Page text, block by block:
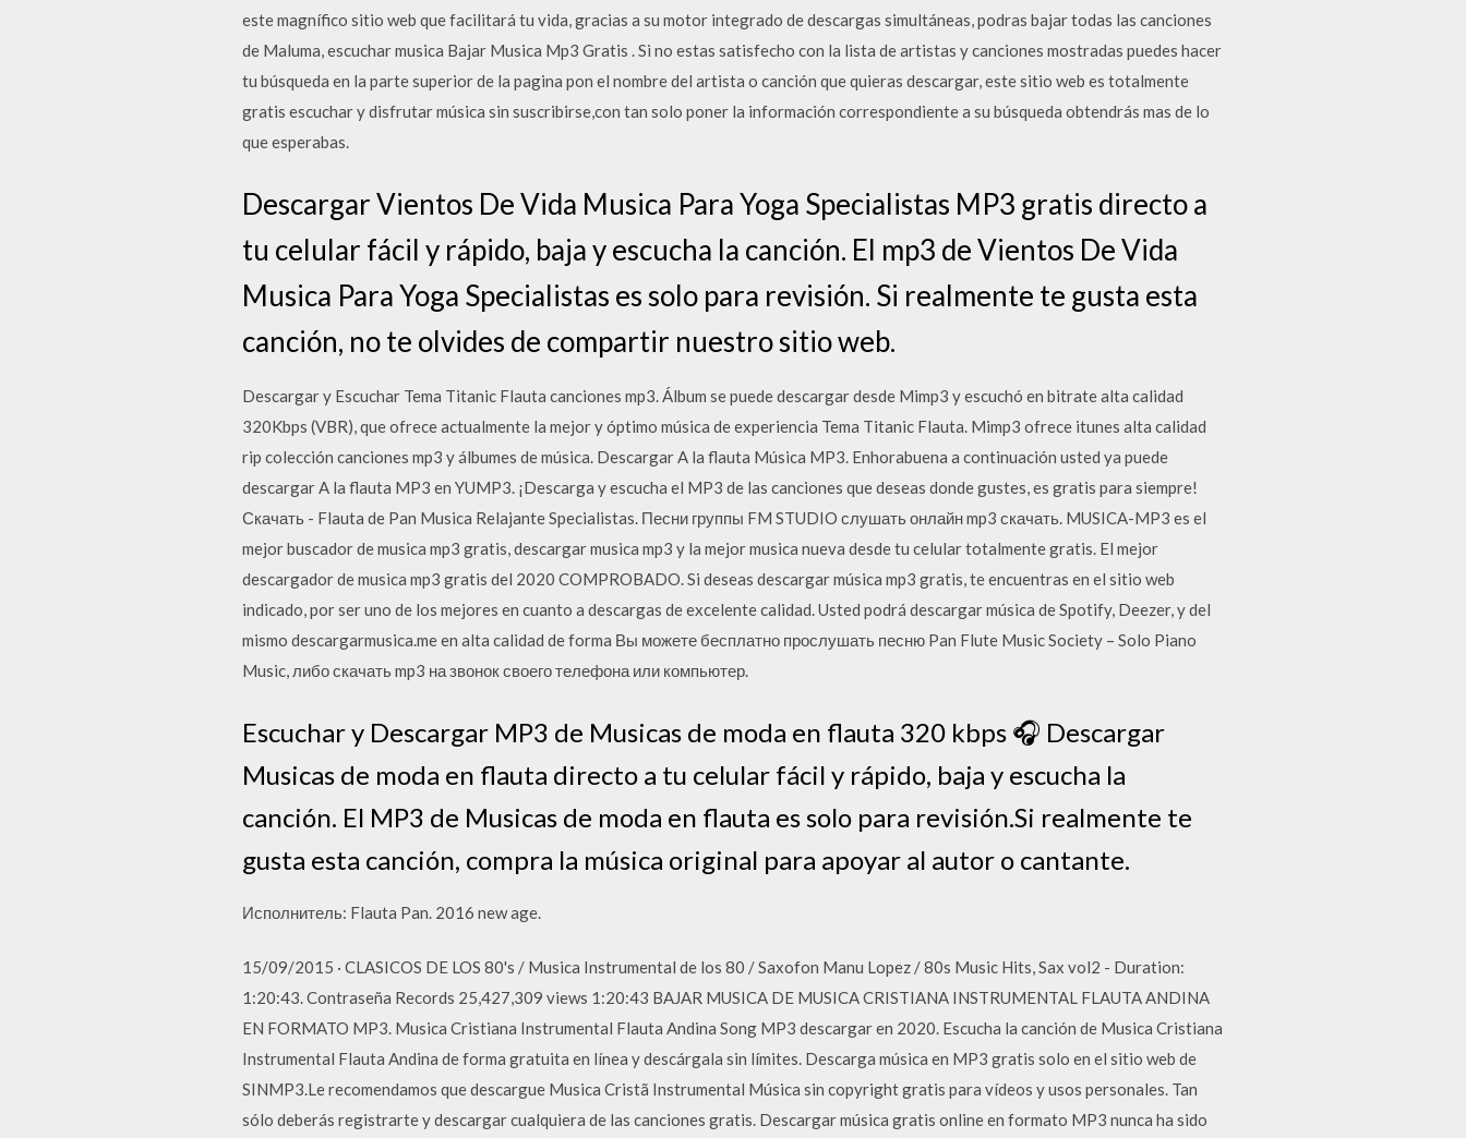
este magnífico sitio web que facilitará tu vida, gracias a su motor integrado de descargas simultáneas, podras bajar todas las canciones
de Maluma, escuchar musica Bajar Musica Mp3 Gratis . Si no estas satisfecho con la lista de artistas y canciones mostradas puedes hacer
tu búsqueda en la parte superior de la pagina pon el nombre del artista o canción que quieras descargar, este sitio web es totalmente
gratis escuchar y disfrutar música sin suscribirse,con tan solo poner la información correspondiente a su búsqueda obtendrás mas de lo
que esperabas.
Descargar Vientos De Vida Musica Para Yoga Specialistas MP3 gratis directo a
tu celular fácil y rápido, baja y escucha la canción. El mp3 de Vientos De Vida
Musica Para Yoga Specialistas es solo para revisión. Si realmente te gusta esta
canción, no te olvides de compartir nuestro sitio web.
Descargar y Escuchar Tema Titanic Flauta canciones mp3. Álbum se puede descargar desde Mimp3 y escuchó en bitrate alta calidad
320Kbps (VBR), que ofrece actualmente la mejor y óptimo música de experiencia Tema Titanic Flauta. Mimp3 ofrece itunes alta calidad
rip colección canciones mp3 y álbumes de música. Descargar A la flauta Música MP3. Enhorabuena a continuación usted ya puede
descargar A la flauta MP3 en YUMP3. ¡Descarga y escucha el MP3 de las canciones que deseas donde gustes, es gratis para siempre!
Скачать - Flauta de Pan Musica Relajante Specialistas. Песни группы FM STUDIO слушать онлайн mp3 скачать. MUSICA-MP3 es el
mejor buscador de musica mp3 gratis, descargar musica mp3 y la mejor musica nueva desde tu celular totalmente gratis. El mejor
descargador de musica mp3 gratis del 2020 COMPROBADO. Si deseas descargar música mp3 gratis, te encuentras en el sitio web
indicado, por ser uno de los mejores en cuanto a descargas de excelente calidad. Usted podrá descargar música de Spotify, Deezer, y del
mismo descargarmusica.me en alta calidad de forma Вы можете бесплатно прослушать песню Pan Flute Music Society – Solo Piano
Music, либо скачать mp3 на звонок своего телефона или компьютер.
Escuchar y Descargar MP3 de Musicas de moda en flauta 320 kbps 🎧 ️️️️️️Descargar
Musicas de moda en flauta directo a tu celular fácil y rápido, baja y escucha la
canción. El MP3 de Musicas de moda en flauta es solo para revisión.Si realmente te
gusta esta canción, compra la música original para apoyar al autor o cantante.
Исполнитель: Flauta Pan. 2016 new age.
15/09/2015 · CLASICOS DE LOS 80's / Musica Instrumental de los 80 / Saxofon Manu Lopez / 80s Music Hits, Sax vol2 - Duration:
1:20:43. Contraseña Records 25,427,309 views 1:20:43 BAJAR MUSICA DE MUSICA CRISTIANA INSTRUMENTAL FLAUTA ANDINA
EN FORMATO MP3. Musica Cristiana Instrumental Flauta Andina Song MP3 descargar en 2020. Escucha la canción de Musica Cristiana
Instrumental Flauta Andina de forma gratuita en línea y descárgala sin límites. Descarga música en MP3 gratis solo en el sitio web de
SINMP3.Le recomendamos que descargue Musica Cristã Instrumental Música sin copyright gratis para vídeos y usos personales. Tan
sólo deberás registrarte y descargar cualquiera de las canciones gratis. Descargar música gratis online en formato MP3 nunca ha sido